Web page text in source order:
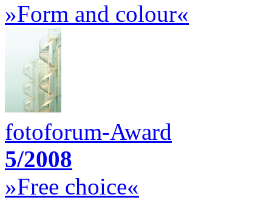
»Form and colour«
fotoforum-Award
5/2008
»Free choice«